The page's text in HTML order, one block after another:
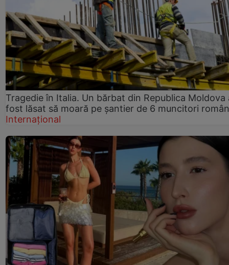
Tragedie în Italia. Un bărbat din Republica Moldova
fost lăsat să moară pe șantier de 6 muncitori
Internațional